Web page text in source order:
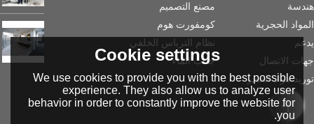
هندسة
المواد الحجرية
يدعم
جهات الاتصال
توريد مواد الحجر
مصنع التصميم
كومفورت هوم
نظام الترباس الخلفي
جانب الماء
Cookie settings
We use cookies to provide you with the best possible
experience. They also allow us to analyze user
behavior in order to constantly improve the website for
you.